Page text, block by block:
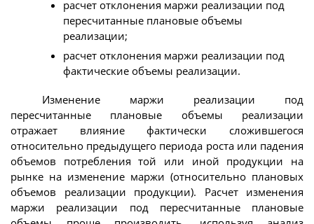
расчет отклонения маржи реализации под
пересчитанные плановые объемы
реализации;
расчет отклонения маржи реализации под
фактические объемы реализации.
Изменение маржи реализации под
пересчитанные плановые объемы реализации
отражает влияние фактически сложившегося
относительно предыдущего периода роста или падения
объемов потребления той или иной продукции на
рынке на изменение маржи (относительно плановых
объемов реализации продукции). Расчет изменения
маржи реализации под пересчитанные плановые